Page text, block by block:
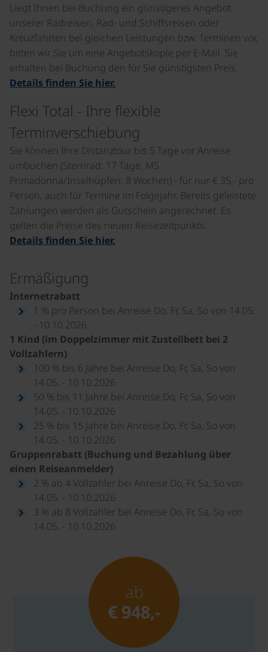
Liegt Ihnen bei Buchung ein günstigeres Angebot
unserer Radreisen, Rad- und Schiffsreisen oder
Kreuzfahrten bei gleichen Leistungen bzw. Terminen vor,
bitten wir Sie um eine Angebotskopie per E-Mail. Sie
erhalten bei Buchung den für Sie günstigsten Preis.
Details finden Sie hier.
Flexi Total - Ihre flexible
Terminverschiebung
Sie können Ihre Distanztour bis 5 Tage vor Anreise
umbuchen (Sternrad: 17 Tage, MS
Primadonna/Inselhüpfen: 8 Wochen) - für nur € 35,- pro
Person, auch für Termine im Folgejahr. Bereits geleistete
Zahlungen werden als Gutschein angerechnet. Es
gelten die Preise des neuen Reisezeitpunkts.
Details finden Sie hier.
Ermäßigung
Internetrabatt
1 % pro Person bei Anreise Do, Fr, Sa, So von 14.05.
- 10.10.2026
1 Kind (im Doppelzimmer mit Zustellbett bei 2
Vollzahlern)
100 % bis 6 Jahre bei Anreise Do, Fr, Sa, So von
14.05. - 10.10.2026
50 % bis 11 Jahre bei Anreise Do, Fr, Sa, So von
14.05. - 10.10.2026
25 % bis 15 Jahre bei Anreise Do, Fr, Sa, So von
14.05. - 10.10.2026
Gruppenrabatt (Buchung und Bezahlung über
einen Reiseanmelder)
2 % ab 4 Vollzahler bei Anreise Do, Fr, Sa, So von
14.05. - 10.10.2026
3 % ab 8 Vollzahler bei Anreise Do, Fr, Sa, So von
14.05. - 10.10.2026
ab
€ 948,-